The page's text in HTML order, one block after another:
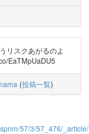
リスクあがるのよ
EaTMpUaDU5
(投稿一覧)
57/3/57_476/